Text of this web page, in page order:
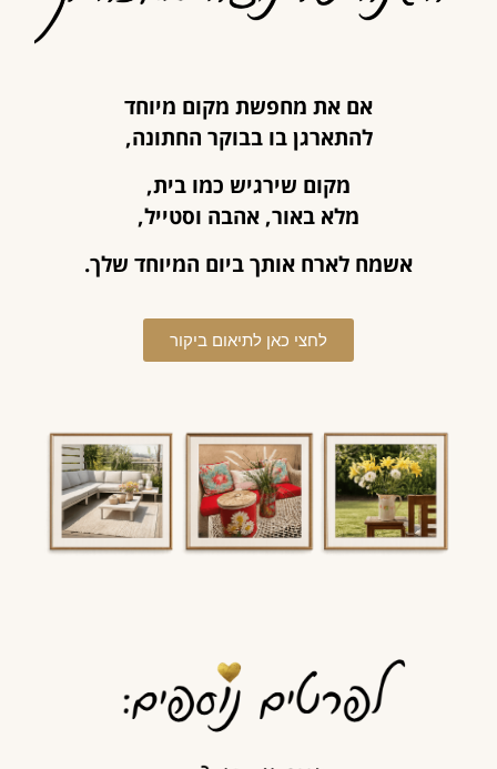
אם את מחפשת מקום מיוחד
להתארגן בו בבוקר החתונה,
מקום שירגיש כמו בית,
מלא באור, אהבה וסטייל,
אשמח לארח אותך ביום המיוחד שלך.
לחצי כאן לתיאום ביקור